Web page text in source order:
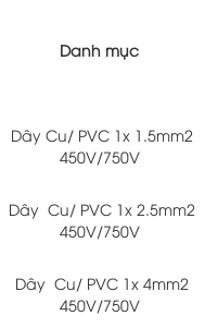
Danh mục
Dây Cu/ PVC 1x 1.5mm2
450V/750V
Dây Cu/ PVC 1x 2.5mm2
450V/750V
Dây Cu/ PVC 1x 4mm2
450V/750V